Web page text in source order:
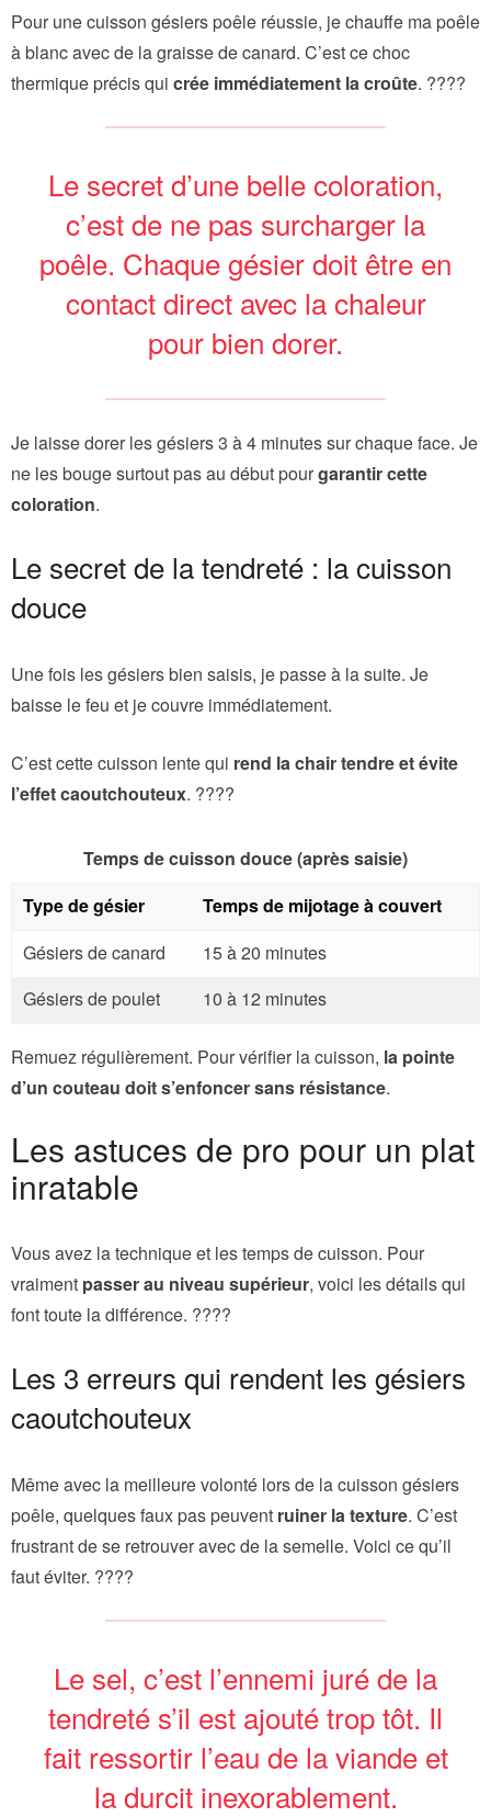
Pour une cuisson gésiers poêle réussie, je chauffe ma poêle
à blanc avec de la graisse de canard. C’est ce choc
thermique précis qui crée immédiatement la croûte. ????
Le secret d’une belle coloration,
c’est de ne pas surcharger la
poêle. Chaque gésier doit être en
contact direct avec la chaleur
pour bien dorer.
Je laisse dorer les gésiers 3 à 4 minutes sur chaque face. Je
ne les bouge surtout pas au début pourgarantir cette
coloration.
Le secret de la tendreté : la cuisson
douce
Une fois les gésiers bien saisis, je passe à la suite. Je
baisse le feu et je couvre immédiatement.
C’est cette cuisson lente qui rend la chair tendre et évite
l’effet caoutchouteux. ????
Temps de cuisson douce (après saisie)
Type de gésier
Temps de mijotage à couvert
Gésiers de canard
15 à 20 minutes
Gésiers de poulet
10 à 12 minutes
Remuez régulièrement. Pour vérifier la cuisson, la pointe
d’un couteau doit s’enfoncer sans résistance.
Les astuces de pro pour un plat
inratable
Vous avez la technique et les temps de cuisson. Pour
vraiment passer au niveau supérieur, voici les détails qui
font toute la différence. ????
Les 3 erreurs qui rendent les gésiers
caoutchouteux
Même avec la meilleure volonté lors de la cuisson gésiers
poêle, quelques faux pas peuvent ruiner la texture. C’est
frustrant de se retrouver avec de la semelle. Voici ce qu’il
faut éviter. ????
Le sel, c’est l’ennemi juré de la
tendreté s’il est ajouté trop tôt. Il
fait ressortir l’eau de la viande et
la durcit inexorablement.